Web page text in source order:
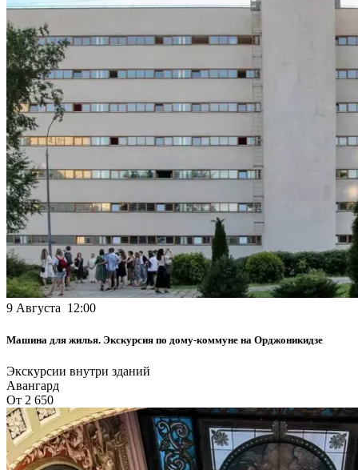
9 Августа 12:00
Машина для жилья. Экскурсия по дому-коммуне на Орджоникидзе
Экскурсии внутри зданий
Авангард
От 2 650